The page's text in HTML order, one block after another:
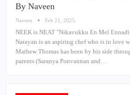
By Naveen
Naveen Feb 21, 2025
NEEK is NEAT "Nikavukku En Mel
Narayan is an aspiring chef who is in love
Mathew Thomas has been by his side
parents (Saranya Ponvannan and…